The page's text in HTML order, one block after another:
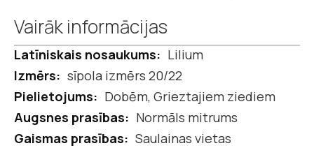
Vairāk informācijas
Vairāk
informācijas
Lilium
sīpola izmērs 20/22
Dobēm, Grieztajiem ziediem
Normāls mitrums
Saulainas vietas